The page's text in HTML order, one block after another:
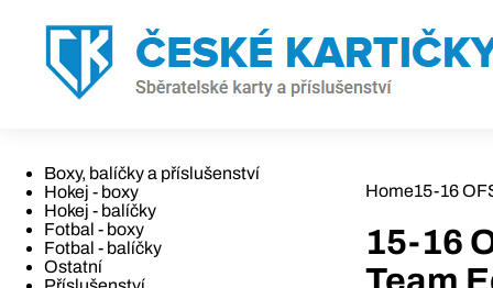
Boxy, balíčky a příslušenství
Hokej - boxy
Hokej - balíčky
Fotbal - boxy
Fotbal - balíčky
Ostatní
Home15-16
15-16